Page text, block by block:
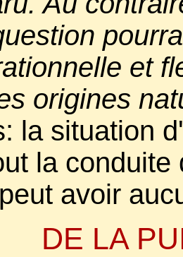
et
origines
la situation
la
avoir
DE LA